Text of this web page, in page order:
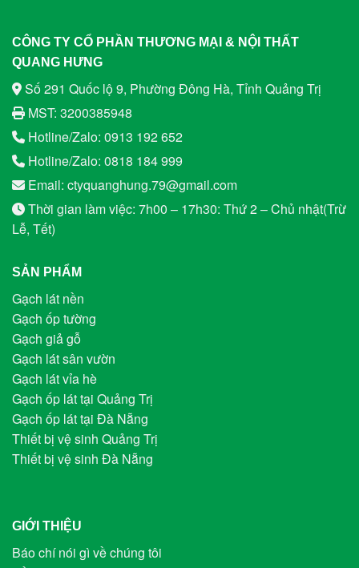
CÔNG TY CỔ PHẦN THƯƠNG MẠI & NỘI THẤT
QUANG HƯNG
Số 291 Quốc lộ 9, Phường Đông Hà, Tỉnh Quảng Trị
MST: 3200385948
Hotline/Zalo: 0913 192 652
Hotline/Zalo: 0818 184 999
Email: ctyquanghung.79@gmail.com
Thời gian làm việc: 7h00 – 17h30: Thứ 2 – Chủ nhật(Trừ
Lễ, Tết)
SẢN PHẨM
Gạch lát nền
Gạch ốp tường
Gạch giả gỗ
Gạch lát sân vườn
Gạch lát vỉa hè
Gạch ốp lát tại Quảng Trị
Gạch ốp lát tại Đà Nẵng
Thiết bị vệ sinh Quảng Trị
Thiết bị vệ sinh Đà Nẵng
GIỚI THIỆU
Báo chí nói gì về chúng tôi